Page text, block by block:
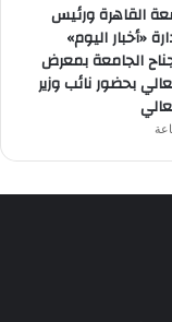
القاهرة ورئيس
«أخبار اليوم»
الجامعة بمعرض
بحضور نائب وزير